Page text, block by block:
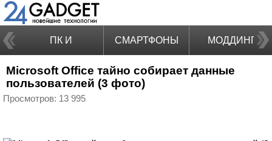
ПК И
НОУТБУКИ
СМАРТФОНЫ МОДДИНГ
Microsoft Office тайно собирает данные
пользователей (3 фото)
Просмотров: 13 995